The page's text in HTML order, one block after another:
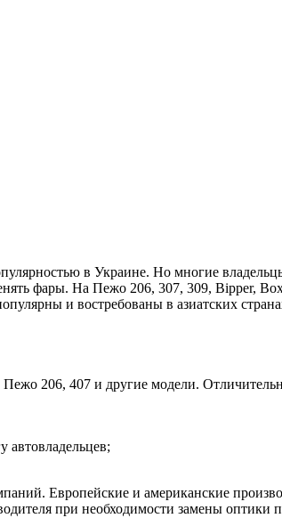
в Украине. Но многие
фары. На Пежо 206, 307, 309, Bipper,
и востребованы в азиатских
206, 407 и другие модели.
автовладельцев;
Европейские и американские
при необходимости замены оптики